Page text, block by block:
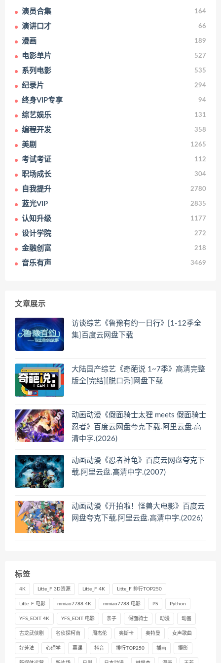
演员合集 164
演讲口才 66
漫画 189
电影单片 527
系列电影 535
纪录片 294
终身VIP专享 94
综艺娱乐 131
编程开发 358
美剧 1265
考试考证 112
职场成长 304
自我提升 2780
蓝光VIP 2835
认知升级 1177
设计学院 272
金融创富 218
音乐有声 3469
文章展示
访谈综艺《鲁豫有约一日行》[1-12季全
集]百度云网盘下载
大陆国产综艺《奇葩说 1~7季》高清完整
版全[完结][脱口秀]网盘下载
动画动漫《假面骑士太狸 meets 假面骑士
忍者》百度云网盘夸克下载.阿里云盘.高
清中字.(2026)
动画动漫《忍者神龟》百度云网盘夸克下
载.阿里云盘.高清中字.(2007)
动画动漫《开拍啦！怪兽大电影》百度云
网盘夸克下载.阿里云盘.高清中字.(2026)
标签
4K Litte_F 3D资源 Litte_F 4K Litte_F 排行TOP250
Litte_F 电影 mmiao7788 4K mmiao7788 电影 PS Python
YFS_EDIT 4K YFS_EDIT 电影 亲子 假面骑士 动漫 动画
古龙武侠剧 名侦探柯南 周杰伦 奥斯卡 奥特曼 女声歌曲
好芳法 心理学 慕课 抖音 排行TOP250 插画 摄影